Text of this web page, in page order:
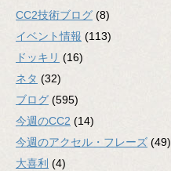
CC2技術ブログ (8)
イベント情報 (113)
ドッキリ (16)
ネタ (32)
ブログ (595)
今週のCC2 (14)
今週のアクセル・フレーズ (49)
大喜利 (4)